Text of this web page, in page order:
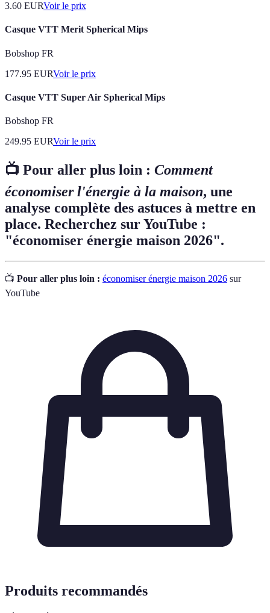
3.60 EURVoir le prix
Casque VTT Merit Spherical Mips
Bobshop FR
177.95 EURVoir le prix
Casque VTT Super Air Spherical Mips
Bobshop FR
249.95 EURVoir le prix
📺 Pour aller plus loin : Comment
économiser l'énergie à la maison, une
analyse complète des astuces à mettre en
place. Recherchez sur YouTube :
"économiser énergie maison 2026".
📺 Pour aller plus loin : économiser énergie maison 2026 sur
YouTube
Produits recommandés